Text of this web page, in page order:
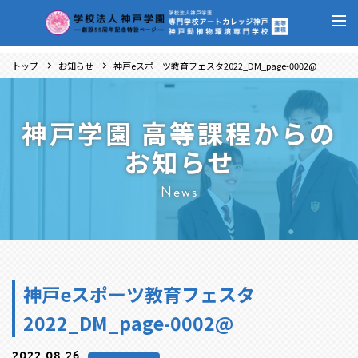
トップ お知らせ 神戸eスポーツ教育フェスタ2022_DM_page-0002@
神戸学園 高等課程からの
お知らせ
News
神戸eスポーツ教育フェスタ
2022_DM_page-0002@